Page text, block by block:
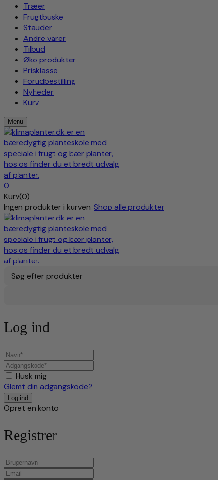
Træer
Frugtbuske
Stauder
Andre varer
Tilbud
Øko produkter
Prisklasse
Forudbestilling
Nyheder
Kurv
Menu
0
Kurv(0)
Ingen produkter i kurven. Shop alle produkter
Søg efter produkter
Log ind
Husk mig
Glemt din adgangskode?
Opret en konto
Registrer